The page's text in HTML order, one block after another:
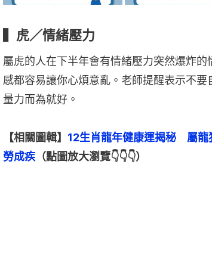
▍虎／情緒壓力
屬虎的人在下半年會有情緒壓力突然爆炸
感都容易讓你心煩意亂。老師提醒表示不
量力而為就好。
【相關圖輯】 12生肖龍年健康運揭秘　屬
勞成疾 （點圖放大瀏覽👇👇👇）